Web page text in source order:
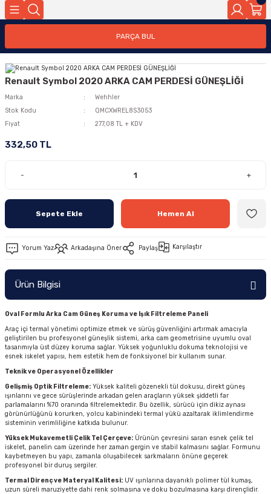
PARÇA BUL
Renault Symbol 2020 ARKA CAM PERDESİ GÜNEŞLİĞİ
Marka
Wehhler
Stok Kodu
QMCXWREL8S3053
Fiyat
277,08 TL + KDV
332,50 TL
- +
Sepete Ekle Hemen Al
Yorum Yaz Arkadaşına Öner Paylaş Karşılaştır
Ürün Bilgisi
Oval Formlu Arka Cam Güneş Koruma ve Işık Filtreleme Paneli
Araç içi termal yönetimi optimize etmek ve sürüş güvenliğini artırmak amacıyla
geliştirilen bu profesyonel güneşlik sistemi, arka cam geometrisine uyumlu oval
tasarımıyla üst düzey koruma sağlar. Yüksek yoğunluklu dokuma teknolojisi ve
esnek iskelet yapısı, hem estetik hem de fonksiyonel bir kullanım sunar.
Teknik ve Operasyonel Özellikler
Gelişmiş Optik Filtreleme: Yüksek kaliteli gözenekli tül dokusu, direkt güneş
ışınlarını ve gece sürüşlerinde arkadan gelen araçların yüksek şiddetli far
parlamalarını %70 oranında filtrelemektedir. Bu özellik, sürücü için dikiz aynası
görünürlüğünü korurken, yolcu kabinindeki termal yükü azaltarak iklimlendirme
sisteminin verimliliğine katkıda bulunur.
Yüksek Mukavemetli Çelik Tel Çerçeve: Ürünün çevresini saran esnek çelik tel
iskelet, panelin cam üzerinde her zaman gergin ve stabil kalmasını sağlar. Formunu
kaybetmeyen bu yapı, zamanla oluşabilecek sarkmaların önüne geçerek
profesyonel bir duruş sergiler.
Termal Direnç ve Materyal Kalitesi: UV ışınlarına dayanıklı polimer tül kumaş,
uzun süreli maruziyette dahi renk solmasına ve doku bozulmasına karşı dirençlidir.